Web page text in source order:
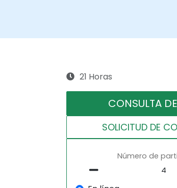
21 Horas
CONSULTA
SOLICITUD DE
Número de